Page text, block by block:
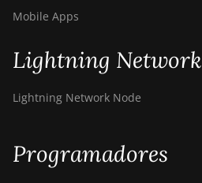
Mobile Apps
Lightning Network
Lightning Network Node
Programadores